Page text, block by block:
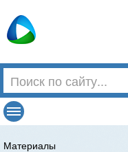
Материалы